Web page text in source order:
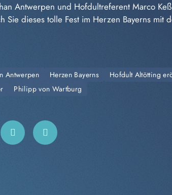
Antwerpen und Hofdultreferent Marco
Sie dieses tolle Fest im Herzen Bayerns mit
Antwerpen Herzen Bayerns
Hofdult Altötting
Philipp von Wartburg